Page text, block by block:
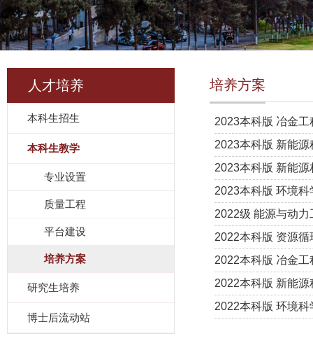
人才培养
本科生招生
本科生教学
专业设置
质量工程
平台建设
培养方案
研究生培养
博士后流动站
培养方案
2023本科版 冶金
2023本科版 新能
2023本科版 新能
2023本科版 环境
2022级 能源与动
2022本科版 资源
2022本科版 冶金
2022本科版 新能
2022本科版 环境